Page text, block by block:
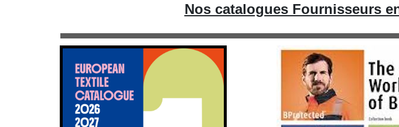
Nos catalogues Fournisseurs